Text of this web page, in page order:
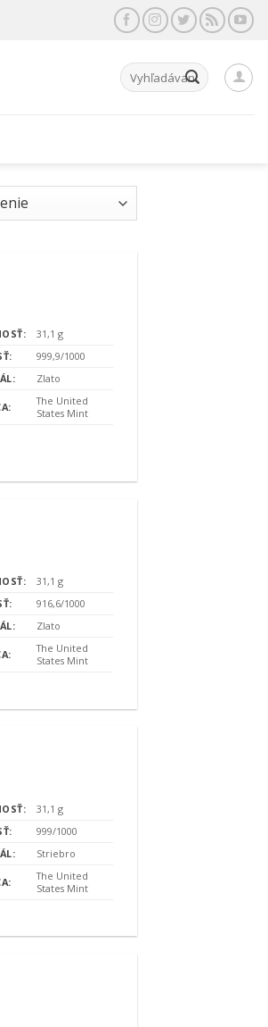
Hľadať:
31,1 g
999,9/1000
Zlato
The United
States Mint
31,1 g
916,6/1000
Zlato
The United
States Mint
31,1 g
999/1000
Striebro
The United
States Mint